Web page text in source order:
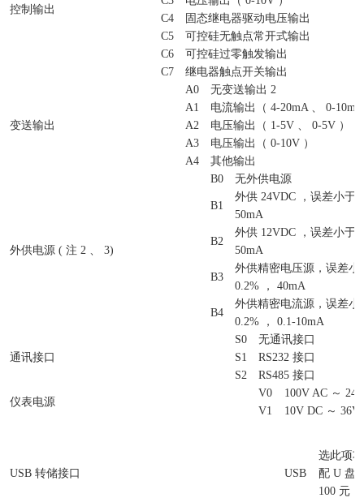
控制输出
C4
固态继电器驱动电压输出
C5
可控硅无触点常开式输出
C6
可控硅过零触发输出
C7
继电器触点开关输出
变送输出
A0
无变送输出 2
A1
电流输出（ 4-20mA 、 0-
A2
电压输出（ 1-5V 、 0-5V ）
A3
电压输出（ 0-10V ）
A4
其他输出
外供电源 ( 注 2 、 3)
B0 无外供电源
B1
外供 24VDC ，误差小于
50mA
B2
外供 12VDC ，误差小于
50mA
B3
外供精密电压源，误差小
0.2% ， 40mA
B4
外供精密电流源，误差小
0.2% ， 0.1-10mA
通讯接口
S0
无通讯接口
S1
RS232 接口
S2
RS485 接口
仪表电源
V0
100V AC ～
V1
10V DC ～ 36V
USB 转储接口 USB
选此项
配 U 盘
100 元